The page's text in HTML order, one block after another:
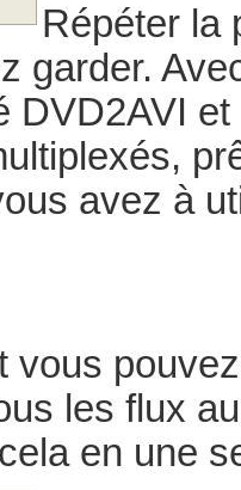
Répéter la
garder.
DVD2AVI
avez à
vous
les flux
en une